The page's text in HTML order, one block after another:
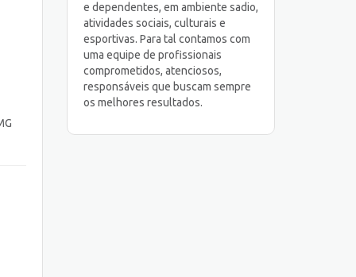
e dependentes, em ambiente sadio,
atividades sociais, culturais e
esportivas. Para tal contamos com
uma equipe de profissionais
comprometidos, atenciosos,
responsáveis que buscam sempre
os melhores resultados.